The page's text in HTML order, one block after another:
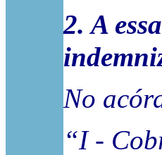
2. A
No
“I -